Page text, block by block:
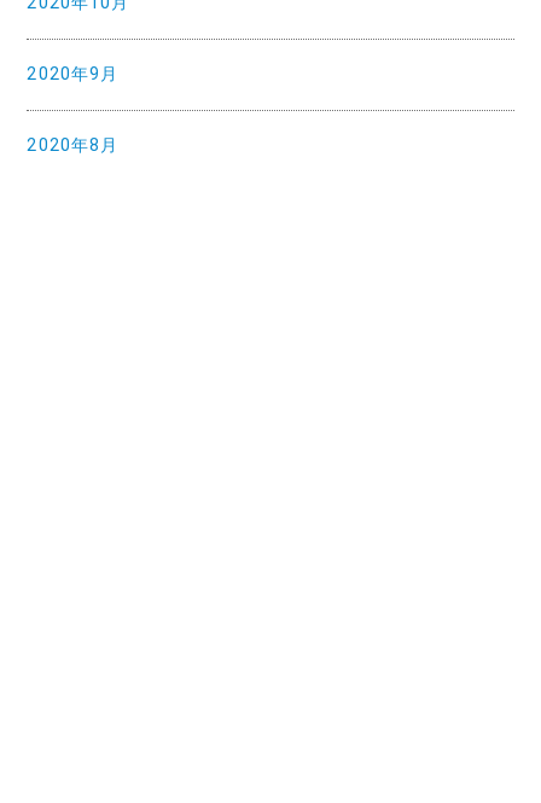
2020年9月
2020年8月